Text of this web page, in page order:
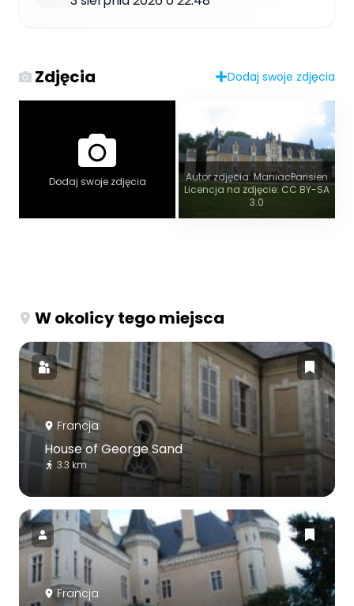
Zdjęcia Dodaj swoje zdjęcia
Dodaj swoje zdjęcia
Autor zdjęcia: ManiacParisien
Licencja na zdjęcie: CC BY-SA
3.0
W okolicy tego miejsca
Francja
House of George Sand
3.3 km
Francja